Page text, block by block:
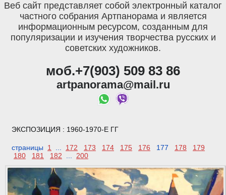
Веб сайт представляет собой электронный каталог
частного собрания Артпанорама и является
информационным ресурсом, созданным для
популяризации и изучения творчества русских и
советских художников.
моб.+7(903) 509 83 86
artpanorama@mail.ru
ЭКСПОЗИЦИЯ : 1960-1970-Е ГГ
страницы 1 ... 172 173 174 175 176 177 178
179
180
181 182 ... 200